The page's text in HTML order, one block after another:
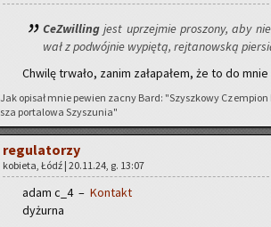
Ce­Zwil­ling jest uprzej­mie pro­szo­ny, aby
wał z po­dwój­nie wy­pię­tą, rej­ta­now­ską
Chwi­lę trwa­ło, zanim za­ła­pa­łem, że to do
Jak opi­sał mnie pe­wien zacny Bard: "Szysz­ko­wy
sza por­ta­lo­wa Szy­szu­nia"
re­gu­la­to­rzy
ko­bie­ta, Łódź | 20.11.24, g. 13:07
adam c_4 – Kon­takt
dy­żur­na